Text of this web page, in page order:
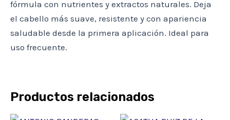
fórmula con nutrientes y extractos naturales. Deja
el cabello más suave, resistente y con apariencia
saludable desde la primera aplicación. Ideal para
uso frecuente.
Productos relacionados